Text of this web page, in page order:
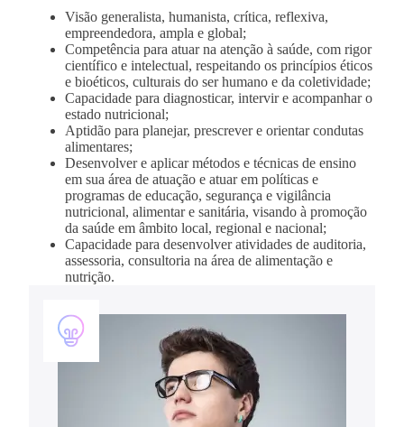
Visão generalista, humanista, crítica, reflexiva,
empreendedora, ampla e global;
Competência para atuar na atenção à saúde, com rigor
científico e intelectual, respeitando os princípios éticos
e bioéticos, culturais do ser humano e da coletividade;
Capacidade para diagnosticar, intervir e acompanhar o
estado nutricional;
Aptidão para planejar, prescrever e orientar condutas
alimentares;
Desenvolver e aplicar métodos e técnicas de ensino
em sua área de atuação e atuar em políticas e
programas de educação, segurança e vigilância
nutricional, alimentar e sanitária, visando à promoção
da saúde em âmbito local, regional e nacional;
Capacidade para desenvolver atividades de auditoria,
assessoria, consultoria na área de alimentação e
nutrição.